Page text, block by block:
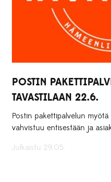
POSTIN
TAVASTILAAN 22.6.
Postin pakettipalvelun
vahvistuu entisestään ja
Julkaistu 29.05.